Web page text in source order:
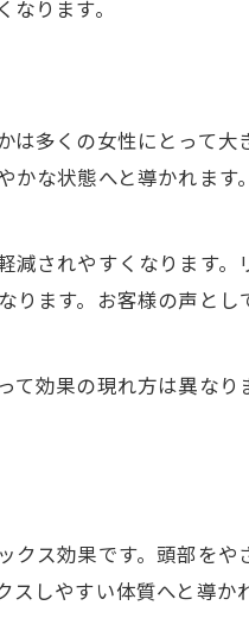
立するポイント
意すべき体質や症状
ヘッドスパの秘密
す頭皮ケアの違い
基準を見極めるには
ります。
多くの女性にとって
な状態へと導かれま
されやすくなります
ます。お客様の声とし
効果の現れ方は異な
ス効果です。頭部をや
しやすい体質へと導か